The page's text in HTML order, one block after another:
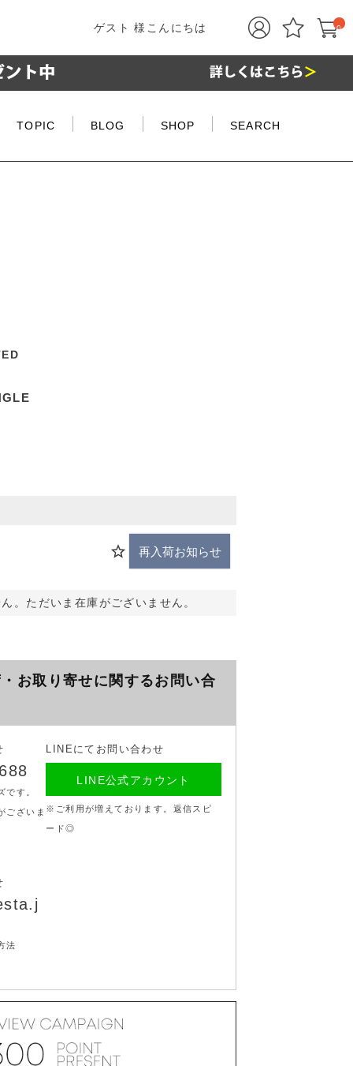
ゲスト 様こんにちは 0
TOPIC BLOG SHOP SEARCH
再入荷お知らせ
。ただいま在庫がございません。
お取り寄せに関するお問い合
です。
ございま
法
LINEにてお問い合わせ
LINE公式アカウント
※ご利用が増えております。返信スピ
ード◎